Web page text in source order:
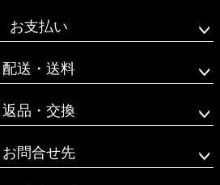
ップ
お支払い
配送・送料
返品・交換
お問合せ先